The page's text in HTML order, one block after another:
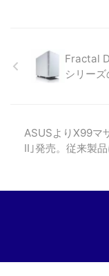
Fractal
シリー
ASUSよりX99マ
II｣発売。従来製